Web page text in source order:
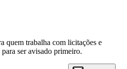
quem trabalha com licitações e
ser avisado primeiro.